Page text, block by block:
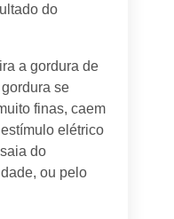
do
a gordura de
se
finas, caem
elétrico
do
ou pelo